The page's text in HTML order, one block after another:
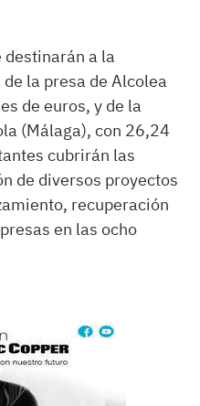
a la
la presa de Alcolea
de euros, y de la
(Málaga), con 26,24
cubrirán las
de diversos proyectos
recuperación
en las ocho